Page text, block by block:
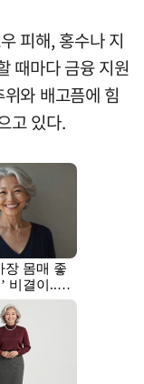
피해, 홍수나 지
때마다 금융 지원
와 배고픔에 힘
고 있다.